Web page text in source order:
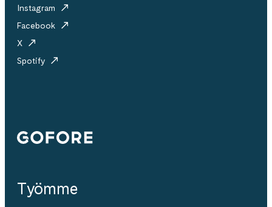
Instagram
Facebook
X
Spotify
Gofore
Työmme